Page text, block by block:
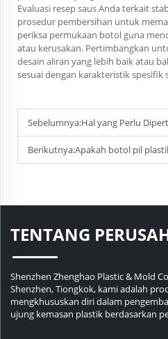
Evaluasi resep saus Anda terkait
prosedur pembersihan untuk
periksa permukaan botol guna
atau kerusakan. Pertimbangkan
desain aliran yang lebih baik atau
sesuai dengan karakteristik spesifik
Sebelumnya:Hal yang Perlu Dipertimbangkan
Berikutnya:Apakah botol pil plastik berwarna amber lebih baik
TENTANG
Shenzhen Zhenghao Plastic & Mold
Shenzhen, Tiongkok, kami adalah
mengkhususkan diri dalam
ujung kemasan plastik berdasarkan